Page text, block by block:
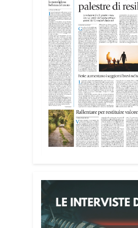
Attenzione alle telefonate
Una pubblicazione di